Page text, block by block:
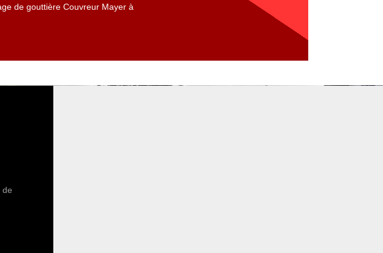
de gouttière Couvreur Mayer à
de